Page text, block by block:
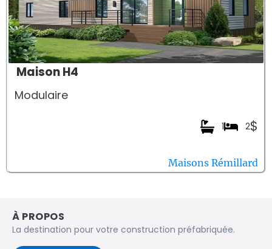
Maison H4
Modulaire
$
2
1
Maisons Rémillard
À PROPOS
La destination pour votre construction préfabriquée.